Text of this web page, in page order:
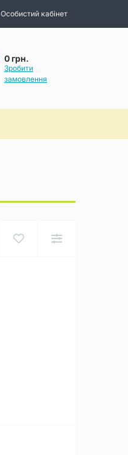
Особистий кабінет
0 грн.
Зробити
замовлення